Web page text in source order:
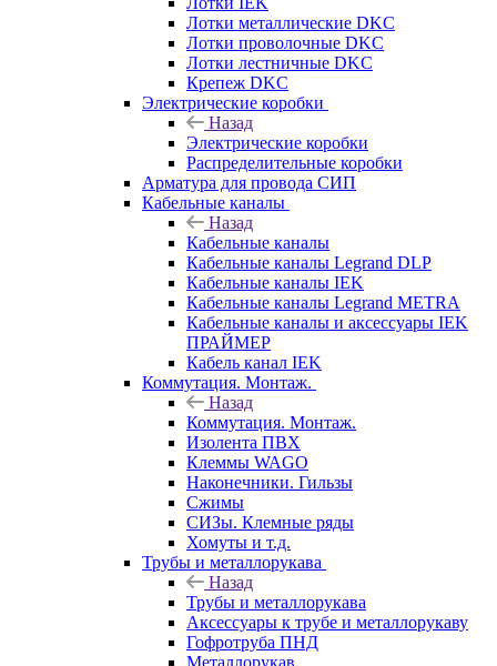
Лотки металлические DKC
Лотки проволочные DKC
Лотки лестничные DKC
Крепеж DKC
Электрические коробки
Назад
Электрические коробки
Распределительные коробки
Арматура для провода СИП
Кабельные каналы
Назад
Кабельные каналы
Кабельные каналы Legrand DLP
Кабельные каналы IEK
Кабельные каналы Legrand METRA
Кабельные каналы и аксессуары IEK
ПРАЙМЕР
Кабель канал IEK
Коммутация. Монтаж.
Назад
Коммутация. Монтаж.
Изолента ПВХ
Клеммы WAGO
Наконечники. Гильзы
Сжимы
СИЗы. Клемные ряды
Хомуты и т.д.
Трубы и металлорукава
Назад
Трубы и металлорукава
Аксессуары к трубе и металлорукаву
Гофротруба ПНД
Металлорукав